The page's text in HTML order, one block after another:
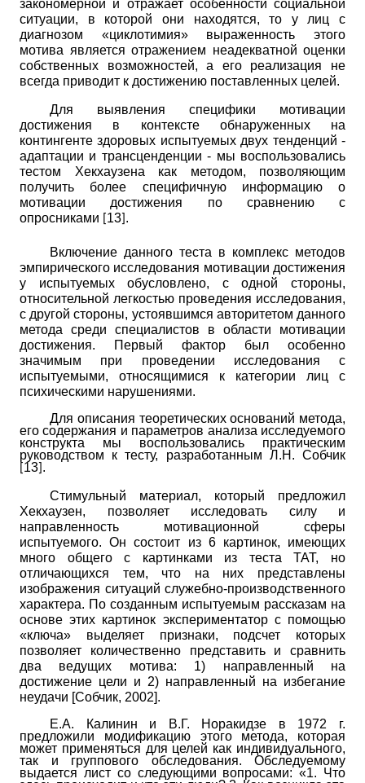
закономерной и отражает особенности социальной
ситуации, в которой они находятся, то у лиц с
диагнозом «циклотимия» выраженность этого
мотива является отражением неадекватной оценки
собственных возможностей, а его реализация не
всегда приводит к достижению поставленных целей.
Для выявления специфики мотивации
достижения в контексте обнаруженных на
контингенте здоровых испытуемых двух тенденций -
адаптации и трансценденции - мы воспользовались
тестом Хекхаузена как методом, позволяющим
получить более специфичную информацию о
мотивации достижения по сравнению с
опросниками
13 .
Включение данного теста в комплекс методов
эмпирического исследования мотивации достижения
у испытуемых обусловлено, с одной стороны,
относительной легкостью проведения исследования,
с другой стороны, устоявшимся авторитетом данного
метода среди специалистов в области мотивации
достижения. Первый фактор был особенно
значимым при проведении исследования с
испытуемыми, относящимися к категории лиц с
психическими нарушениями.
Для описания теоретических оснований метода,
его содержания и параметров анализа исследуемого
конструкта мы воспользовались практическим
руководством к тесту, разработанным Л.Н. Собчик
13 .
Стимульный материал, который предложил
Хекхаузен, позволяет исследовать силу и
направленность мотивационной сферы
испытуемого. Он состоит из 6 картинок, имеющих
много общего с картинками из теста ТАТ, но
отличающихся тем, что на них представлены
изображения ситуаций служебно-производственного
характера. По созданным испытуемым рассказам на
основе этих картинок экспериментатор с помощью
«ключа» выделяет признаки, подсчет которых
позволяет количественно представить и сравнить
два ведущих мотива: 1) направленный на
достижение цели и 2) направленный на избегание
неудачи [Собчик, 2002].
Е.А. Калинин и В.Г. Норакидзе в 1972 г.
предложили модификацию этого метода, которая
может применяться для целей как индивидуального,
так и группового обследования. Обследуемому
выдается лист со следующими вопросами: «1. Что